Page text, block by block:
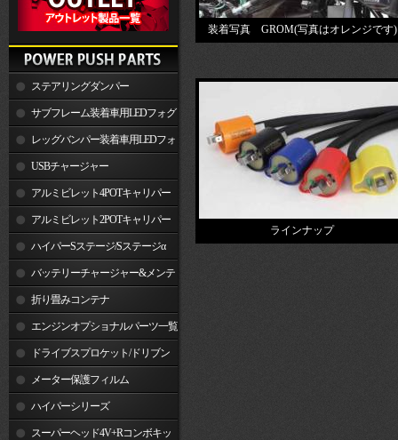
ステアリングダンパー
サブフレーム装着車用LEDフォグ
ランプレッグバンパー装着車用LEDフォ
グランプUSBチャージャー
アルミビレット4POTキャリパー
関連製品アルミビレット2POTキャリパー
関連製品ハイパーSステージ/Sステージα
バッテリーチャージャー&メンテ
ナー 折り畳みコンテナ
エンジンオプショナルパーツ一覧
ドライブスプロケット/ドリブン
スプロケット
メーター保護フィルム
ハイパーシリーズ
スーパーヘッド4V+Rコンボキッ
装着写真 GROM(写真はオレンジです)
ラインナップ